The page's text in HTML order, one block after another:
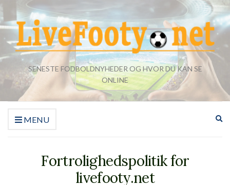
SENESTE FODBOLDNYHEDER OG HVOR DU KAN SE
ONLINE
MENU
Fortrolighedspolitik for
livefooty.net